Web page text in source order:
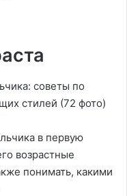
в первую
возрастные
понимать, какими